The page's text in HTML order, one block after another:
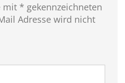
* gekennzeichneten
Adresse wird nicht